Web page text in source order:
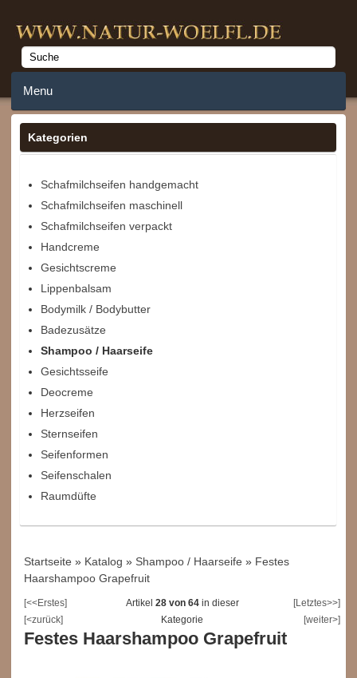
Menu
Home
Merkzettel
Warenkorb
Kategorien
Schafmilchseifen handgemacht
Schafmilchseifen maschinell
Schafmilchseifen verpackt
Handcreme
Gesichtscreme
Lippenbalsam
Bodymilk / Bodybutter
Badezusätze
Shampoo / Haarseife
Gesichtsseife
Deocreme
Herzseifen
Sternseifen
Seifenformen
Seifenschalen
Raumdüfte
Startseite » Katalog » Shampoo / Haarseife » Festes
Haarshampoo Grapefruit
[<<Erstes]
[<zurück]
Artikel 28 von 64in dieser
Kategorie
[Letztes>>]
[weiter>]
Festes Haarshampoo Grapefruit